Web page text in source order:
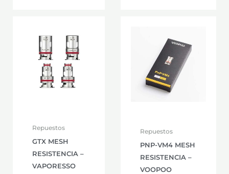
Repuestos
GTX MESH
RESISTENCIA –
VAPORESSO
Repuestos
PNP-VM4 MESH
RESISTENCIA –
VOOPOO